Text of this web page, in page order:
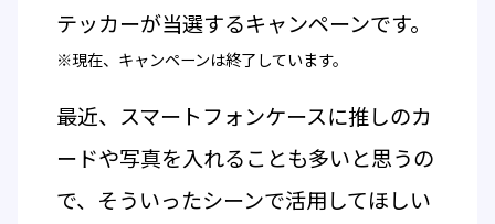
テッカーが当選するキャンペーンです。
※現在、キャンペーンは終了しています。
最近、スマートフォンケースに推しのカ
ードや写真を入れることも多いと思うの
で、そういったシーンで活用してほしい